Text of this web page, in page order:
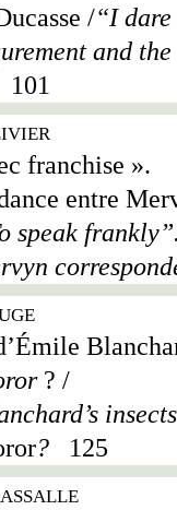
/“I
and
101
franchise ».
entre
speak
’Émile
? /
’s insects
?
125